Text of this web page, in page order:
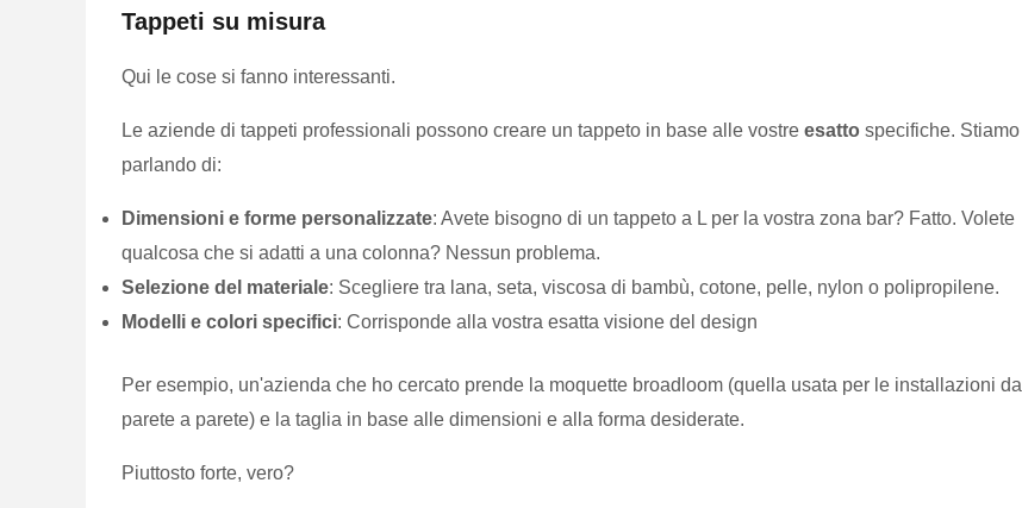
Tappeti su misura
Qui le cose si fanno interessanti.
Le aziende di tappeti professionali possono creare un tappeto in base alle vostre esatto specifiche. Stiamo
parlando di:
Dimensioni e forme personalizzate: Avete bisogno di un tappeto a L per la vostra zona bar? Fatto. Volete
qualcosa che si adatti a una colonna? Nessun problema.
Selezione del materiale: Scegliere tra lana, seta, viscosa di bambù, cotone, pelle, nylon o polipropilene.
Modelli e colori specifici: Corrisponde alla vostra esatta visione del design
Per esempio, un'azienda che ho cercato prende la moquette broadloom (quella usata per le installazioni da
parete a parete) e la taglia in base alle dimensioni e alla forma desiderate.
Piuttosto forte, vero?